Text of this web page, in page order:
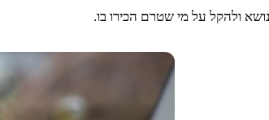
ולהקל על מי שטרם הכירו בו.